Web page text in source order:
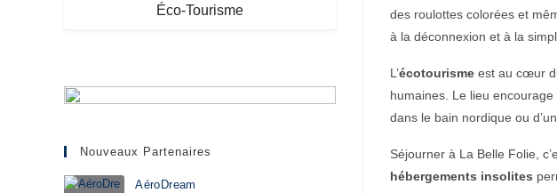
des roulottes colorées et
à la déconnexion et à la
L’écotourisme est au cœur
humaines. Le lieu
dans le bain nordique ou
Séjourner à La Belle Folie,
hébergements insolites
Éco-Tourisme
Nouveaux Partenaires
AéroDream